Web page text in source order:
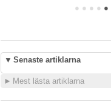
● ● ● ● ●
▼ Senaste artiklarna
► Mest lästa artiklarna